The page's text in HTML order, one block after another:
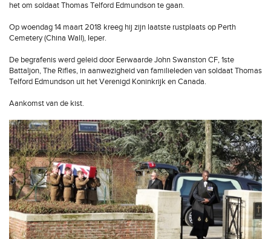
het om soldaat Thomas Telford Edmundson te gaan.
Op woendag 14 maart 2018 kreeg hij zijn laatste rustplaats op Perth
Cemetery (China Wall), Ieper.
De begrafenis werd geleid door Eerwaarde John Swanston CF, 1ste
Battaljon, The Rifles, in aanwezigheid van familieleden van soldaat Thomas
Telford Edmundson uit het Verenigd Koninkrijk en Canada.
Aankomst van de kist.